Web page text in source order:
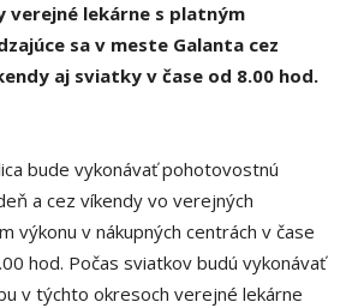
verejné lekárne s platným
sa v meste Galanta cez
aj sviatky v čase od 8.00 hod.
bude vykonávať pohotovostnú
a cez víkendy vo verejných
výkonu v nákupných centrách v čase
hod. Počas sviatkov budú vykonávať
v týchto okresoch verejné lekárne